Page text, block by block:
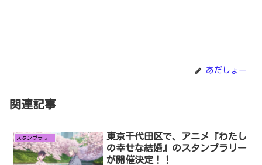
あだしょー
関連記事
スタンプラリー
東京千代田区で、アニメ『わたし
の幸せな結婚』のスタンプラリー
が開催決定！！